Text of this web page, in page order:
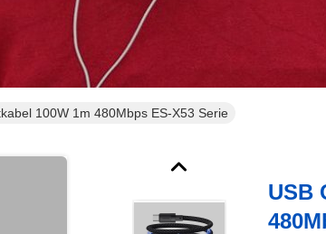
100W 1m 480Mbps ES-X53 Serie
USB